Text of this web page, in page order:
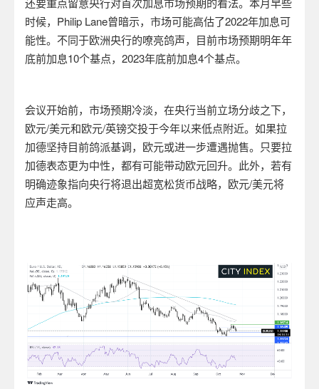
时候，Philip Lane曾暗示，市场可能高估了2022年加息可
能性。不同于欧洲央行的嘹亮鸽声，目前市场预期明年年
底前加息10个基点，2023年底前加息4个基点。
会议开始前，市场预期冷淡，在央行当前立场分歧之下，
欧元/美元和欧元/英镑交投于今年以来低点附近。如果拉
加德坚持目前鸽派基调，欧元或进一步遭遇抛售。只要拉
加德表态更为中性，都有可能带动欧元回升。此外，若有
明确迹象指向央行将退出超宽松货币战略，欧元/美元将
应声走高。